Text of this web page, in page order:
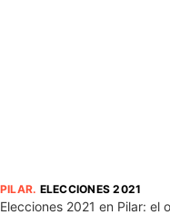
PILAR. ELECCIONES 2021
Elecciones 2021 en Pilar: el